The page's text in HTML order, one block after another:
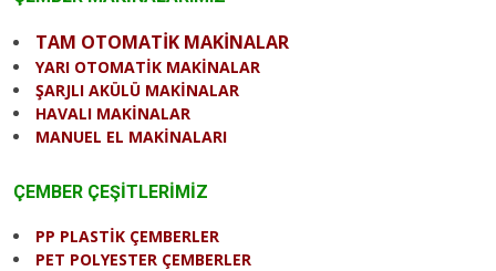
TAM OTOMATİK MAKİNALAR
YARI OTOMATİK MAKİNALAR
ŞARJLI AKÜLÜ MAKİNALAR
HAVALI MAKİNALAR
MANUEL EL MAKİNALARI
ÇEMBER ÇEŞİTLERİMİZ
PP PLASTİK ÇEMBERLER
PET POLYESTER ÇEMBERLER